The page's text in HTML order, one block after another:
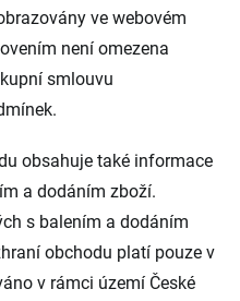
ve webovém
není omezena
smlouvu
obsahuje také informace
a dodáním zboží.
s balením a dodáním
obchodu platí pouze v
v rámci území České